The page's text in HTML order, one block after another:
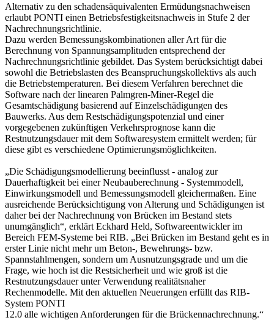
Alternativ zu den schadensäquivalenten Ermüdungsnachweisen
erlaubt PONTI einen Betriebsfestigkeitsnachweis in Stufe 2 der
Nachrechnungsrichtlinie.
Dazu werden Bemessungskombinationen aller Art für die
Berechnung von Spannungsamplituden entsprechend der
Nachrechnungsrichtlinie gebildet. Das System berücksichtigt dabei
sowohl die Betriebslasten des Beanspruchungskollektivs als auch
die Betriebstemperaturen. Bei diesem Verfahren berechnet die
Software nach der linearen Palmgren-Miner-Regel die
Gesamtschädigung basierend auf Einzelschädigungen des
Bauwerks. Aus dem Restschädigungspotenzial und einer
vorgegebenen zukünftigen Verkehrsprognose kann die
Restnutzungsdauer mit dem Softwaresystem ermittelt werden; für
diese gibt es verschiedene Optimierungsmöglichkeiten.
„Die Schädigungsmodellierung beeinflusst - analog zur
Dauerhaftigkeit bei einer Neubauberechnung - Systemmodell,
Einwirkungsmodell und Bemessungsmodell gleichermaßen. Eine
ausreichende Berücksichtigung von Alterung und Schädigungen ist
daher bei der Nachrechnung von Brücken im Bestand stets
unumgänglich“, erklärt Eckhard Held, Softwareentwickler im
Bereich FEM-Systeme bei RIB. „Bei Brücken im Bestand geht es in
erster Linie nicht mehr um Beton-, Bewehrungs- bzw.
Spannstahlmengen, sondern um Ausnutzungsgrade und um die
Frage, wie hoch ist die Restsicherheit und wie groß ist die
Restnutzungsdauer unter Verwendung realitätsnaher
Rechenmodelle. Mit den aktuellen Neuerungen erfüllt das RIB-
System PONTI
12.0 alle wichtigen Anforderungen für die Brückennachrechnung.“